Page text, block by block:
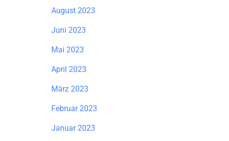
August 2023
Juni 2023
Mai 2023
April 2023
März 2023
Februar 2023
Januar 2023